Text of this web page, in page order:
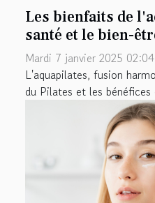
Les bienfaits de
santé et le bien-
Mardi 7 janvier 2025 02:04
L'aquapilates, fusion
du Pilates et les bénéfices